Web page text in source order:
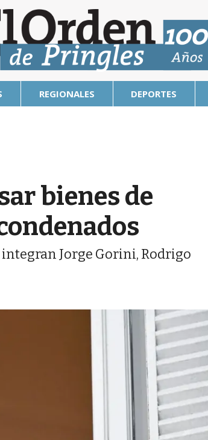
REGIONALES DEPORTES
bienes de
integran Jorge Gorini, Rodrigo